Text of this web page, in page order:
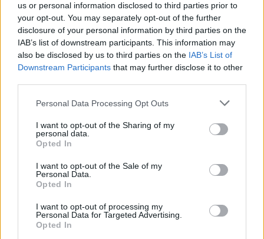
us or personal information disclosed to third parties prior to
your opt-out. You may separately opt-out of the further
disclosure of your personal information by third parties on the
IAB’s list of downstream participants. This information may
also be disclosed by us to third parties on the IAB’s List of
Downstream Participants that may further disclose it to other
Please note that this website/app uses one or more Google
not limited to your visit or usage behaviour. You may click to
grant or deny consent to Google and its third-party tags to
use your data for below specified purposes in below Google
consent section.
Personal Data Processing Opt Outs
I want to opt-out of the Sharing of my
personal data.
Opted In
I want to opt-out of the Sale of my
Personal Data.
Opted In
I want to opt-out of processing my
Personal Data for Targeted Advertising.
Opted In
Desde 2019, podrás ponerte a prueba para ganar
nuevos logros con recompensas y emblemas del
juego exclusivos.